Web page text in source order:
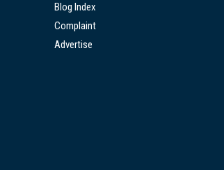
Blog Index
Complaint
Advertise